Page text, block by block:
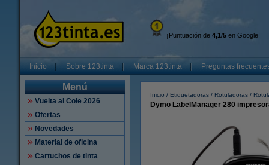
¡Puntuación de 4,1/5 en Google!
Inicio Sobre 123tinta Marca 123tinta Preguntas
Menú
Vuelta al Cole 2026
Ofertas
Novedades
Material de oficina
Cartuchos de tinta
Inicio Etiquetadoras Rotuladoras
Dymo LabelManager 280